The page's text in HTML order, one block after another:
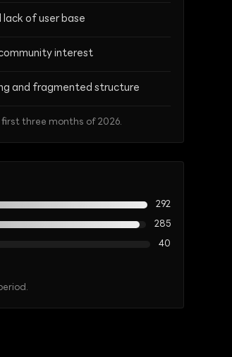
of user base
interest
and fragmented structure
three months of 2026.
292
285
40